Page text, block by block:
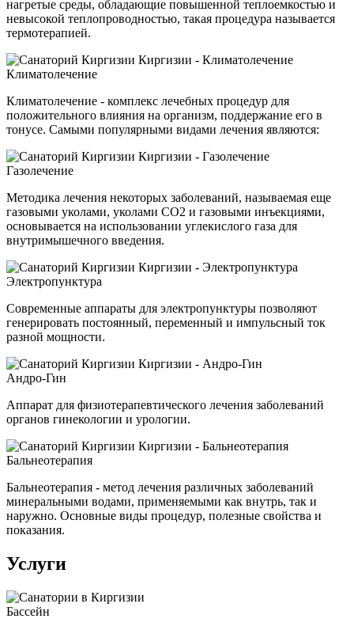
нагретые среды, обладающие повышенной теплоемкостью и
невысокой теплопроводностью, такая процедура называется
термотерапией.
Климатолечение
Климатолечение - комплекс лечебных процедур для
положительного влияния на организм, поддержание его в
тонусе. Самыми популярными видами лечения являются:
Газолечение
Методика лечения некоторых заболеваний, называемая еще
газовыми уколами, уколами СО2 и газовыми инъекциями,
основывается на использовании углекислого газа для
внутримышечного введения.
Электропунктура
Современные аппараты для электропунктуры позволяют
генерировать постоянный, переменный и импульсный ток
разной мощности.
Андро-Гин
Аппарат для физиотерапевтического лечения заболеваний
органов гинекологии и урологии.
Бальнеотерапия
Бальнеотерапия - метод лечения различных заболеваний
минеральными водами, применяемыми как внутрь, так и
наружно. Основные виды процедур, полезные свойства и
показания.
Услуги
Бассейн